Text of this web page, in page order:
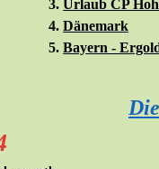
Urlaub CP
Dänemark
Bayern -